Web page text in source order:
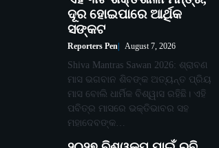
ଦୂର ହୋଇପାରେ ଆର୍ଥିକ
ସଙ୍କଟ
Reporters Pen August 7, 2026
Shiva Mantras Sawan 2026: ଶ୍ରାବଣ
ମାସ ଭଗବାନ ଶିବଙ୍କ ଅତ୍ୟନ୍ତ ପ୍ରିୟ
ମାସ ବୋଲି ଧାର୍ମିକ ବିଶ୍ୱାସ ରହିଛି। ଏହି
ପବିତ୍ର ମାସରେ ଭକ୍ତିଭାବର ସହ
ମହାଦେବଙ୍କ…